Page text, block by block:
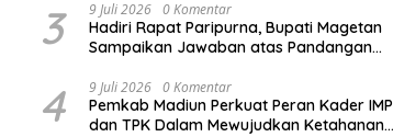
“Gathutkaca Winisuda”
3 9 Juli 2026 0 Komentar
Hadiri Rapat Paripurna, Bupati Magetan
Sampaikan Jawaban atas Pandangan
4 9 Juli 2026 0 Komentar
Pemkab Madiun Perkuat Peran Kader IMP
dan TPK Dalam Mewujudkan Ketahanan